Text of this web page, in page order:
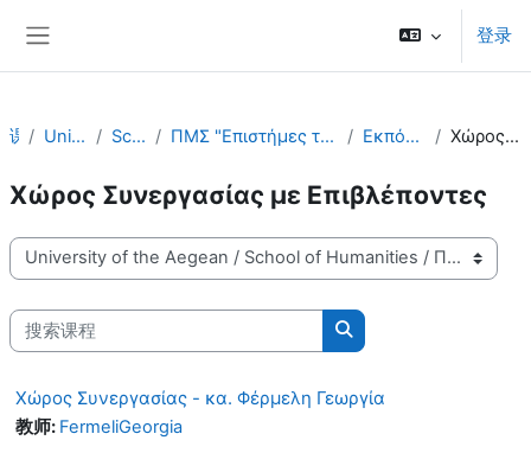
登录
课程 University of the Aegean School of Humanities ΠΜΣ "Επιστήμες της Αγωγής - Εκπαίδευση με χρήση Νέων τεχνολογιών" - ΠΤΔΕ Εκπόνηση διπλωματικής εργασίας Χώρος Συνεργασίας με Επιβλέποντες
Χώρος Συνεργασίας με Επιβλέποντες
课程类别
搜索课程
搜索课程
Χώρος Συνεργασίας - κα. Φέρμελη Γεωργία
教师: FermeliGeorgia